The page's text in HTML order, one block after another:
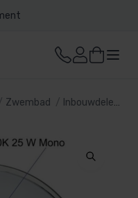
Zwembad Inbouwdelen